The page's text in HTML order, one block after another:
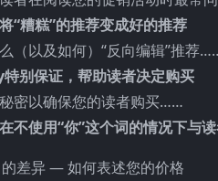
“糟糕”的推荐变成好的推荐
（以及如何）“反向编辑”推
别保证，帮助读者决定购买
密以确保您的读者购买……
不使用“你”这个词的情况下与
差异 — 如何表述您的价格